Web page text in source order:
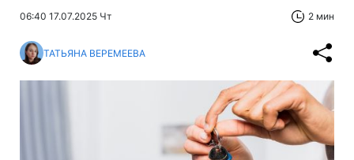
06:40 17.07.2025 Чт 2 мин
ТАТЬЯНА ВЕРЕМЕЕВА